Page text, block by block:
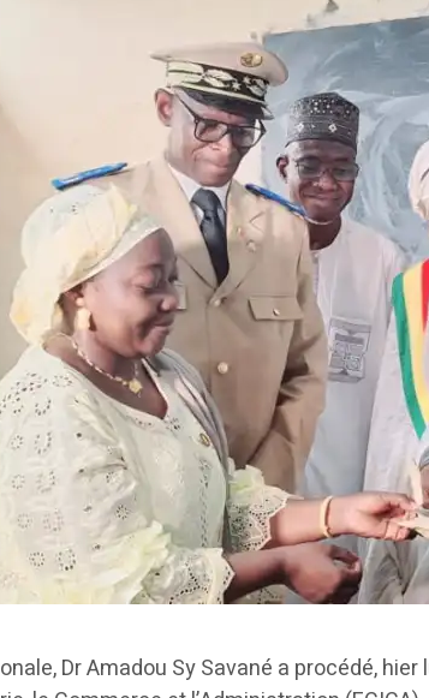
Dr Amadou Sy Savané a procédé,